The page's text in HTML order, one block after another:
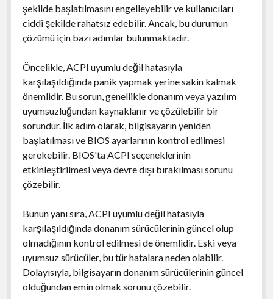
şekilde başlatılmasını engelleyebilir ve kullanıcıları
ciddi şekilde rahatsız edebilir. Ancak, bu durumun
çözümü için bazı adımlar bulunmaktadır.
Öncelikle, ACPI uyumlu değil hatasıyla
karşılaşıldığında panik yapmak yerine sakin kalmak
önemlidir. Bu sorun, genellikle donanım veya yazılım
uyumsuzluğundan kaynaklanır ve çözülebilir bir
sorundur. İlk adım olarak, bilgisayarın yeniden
başlatılması ve BIOS ayarlarının kontrol edilmesi
gerekebilir. BIOS'ta ACPI seçeneklerinin
etkinleştirilmesi veya devre dışı bırakılması sorunu
çözebilir.
Bunun yanı sıra, ACPI uyumlu değil hatasıyla
karşılaşıldığında donanım sürücülerinin güncel olup
olmadığının kontrol edilmesi de önemlidir. Eski veya
uyumsuz sürücüler, bu tür hatalara neden olabilir.
Dolayısıyla, bilgisayarın donanım sürücülerinin güncel
olduğundan emin olmak sorunu çözebilir.